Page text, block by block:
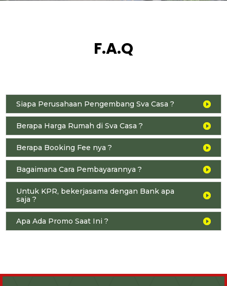
F.A.Q
Siapa Perusahaan Pengembang Sva Casa ?
Berapa Harga Rumah di Sva Casa ?
Berapa Booking Fee nya ?
Bagaimana Cara Pembayarannya ?
Untuk KPR, bekerjasama dengan Bank apa
saja ?
Apa Ada Promo Saat Ini ?